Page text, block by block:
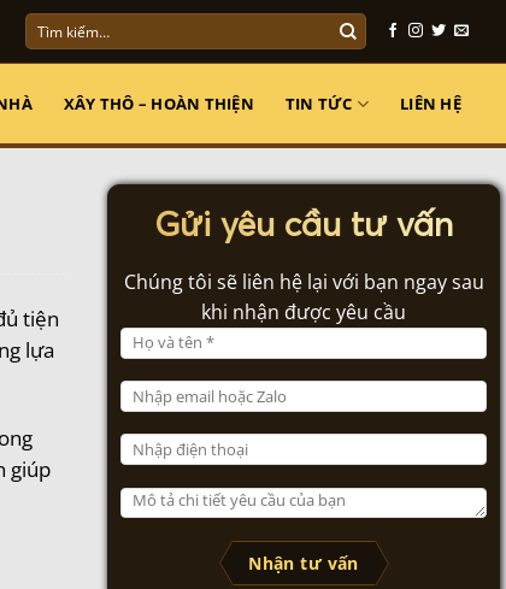
Tìm
kiếm:
XÂY THÔ – HOÀN THIỆN TIN TỨC LIÊN HỆ
tiện
lựa
giúp
Gửi yêu cầu tư vấn
Chúng tôi sẽ liên hệ lại với bạn ngay sau
khi nhận được yêu cầu
Nhận tư vấn